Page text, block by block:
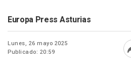
Europa Press Asturias
Lunes, 26 mayo 2025
Publicado: 20:59